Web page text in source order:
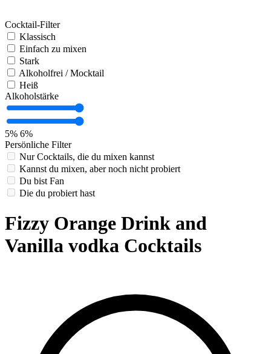
Cocktail-Filter
Klassisch
Einfach zu mixen
Stark
Alkoholfrei / Mocktail
Heiß
Alkoholstärke
5% 6%
Persönliche Filter
Nur Cocktails, die du mixen kannst
Kannst du mixen, aber noch nicht probiert
Du bist Fan
Die du probiert hast
Fizzy Orange Drink and
Vanilla vodka Cocktails